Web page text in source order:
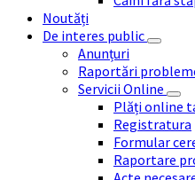
Noutăți
De interes public
Anunțuri
Raportări
Servicii Online
Plăți online
Registratura
Formular
Raportare